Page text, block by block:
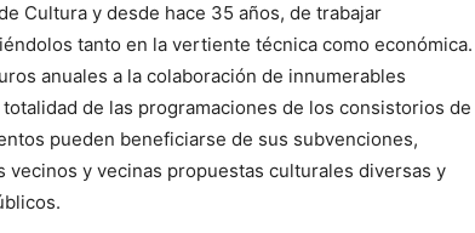
Cultura y desde hace 35 años, de trabajar
tanto en la vertiente técnica como económica.
anuales a la colaboración de innumerables
de las programaciones de los consistorios de
pueden beneficiarse de sus subvenciones,
vecinos y vecinas propuestas culturales diversas y